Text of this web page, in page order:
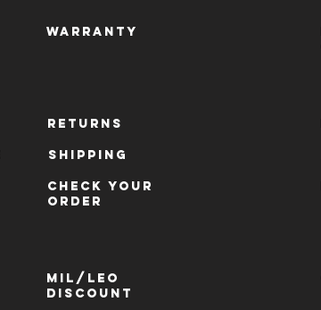
WARRANTY
RETURNS
SHIPPING
CHECK YOUR
ORDER
MIL/LEO
DISCOUNT